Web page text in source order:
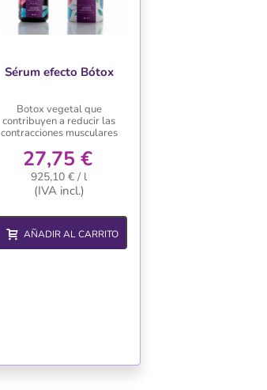
Sérum efecto Bótox
Botox vegetal que
contribuyen a reducir las
contracciones musculares
27,75 €
925,10 € / l
(IVA incl.)
AÑADIR AL CARRITO